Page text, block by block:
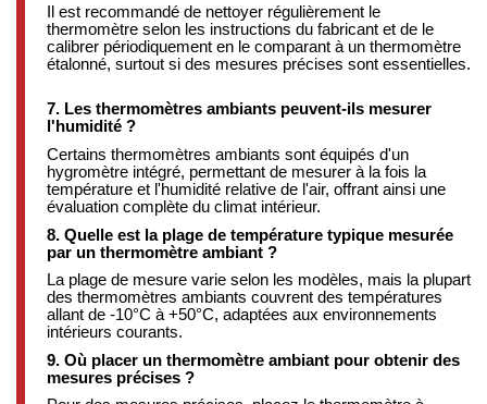
Il est recommandé de nettoyer régulièrement le
thermomètre selon les instructions du fabricant et de le
calibrer périodiquement en le comparant à un thermomètre
étalonné, surtout si des mesures précises sont essentielles.
7. Les thermomètres ambiants peuvent-ils mesurer
l'humidité ?
Certains thermomètres ambiants sont équipés d'un
hygromètre intégré, permettant de mesurer à la fois la
température et l'humidité relative de l'air, offrant ainsi une
évaluation complète du climat intérieur.
8. Quelle est la plage de température typique mesurée
par un thermomètre ambiant ?
La plage de mesure varie selon les modèles, mais la plupart
des thermomètres ambiants couvrent des températures
allant de -10°C à +50°C, adaptées aux environnements
intérieurs courants.
9. Où placer un thermomètre ambiant pour obtenir des
mesures précises ?